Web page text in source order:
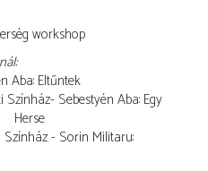
workshop
Aba: Eltűntek
Sebestyén Aba: Egy
Herse
- Sorin Militaru: